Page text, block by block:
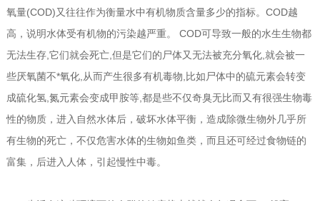
氧量(COD)又往往作为衡量水中有机物质含量多少的指标。COD越
高，说明水体受有机物的污染越严重。 COD可导致一般的水生生物都
无法生存,它们就会死亡,但是它们的尸体又无法被充分氧化,就会被一
些厌氧菌不*氧化,从而产生很多有机毒物,比如尸体中的硫元素会转变
成硫化氢,氮元素会变成甲胺等,都是些不仅奇臭无比而又有很强生物毒
性的物质，进入自然水体后，破坏水体平衡，造成除微生物外几乎所
有生物的死亡，不仅危害水体的生物如鱼类，而且还可经过食物链的
富集，后进入人体，引起慢性中毒。